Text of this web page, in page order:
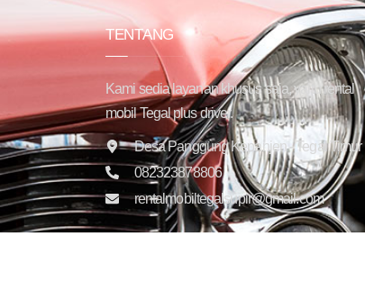
TENTANG
Kami sedia layanan khusus saja, yaitu rental
mobil Tegal plus driver.
Desa Panggung Kepanjen - Tegal Timur
082323878806
rentalmobiltegalsupir@gmail.com